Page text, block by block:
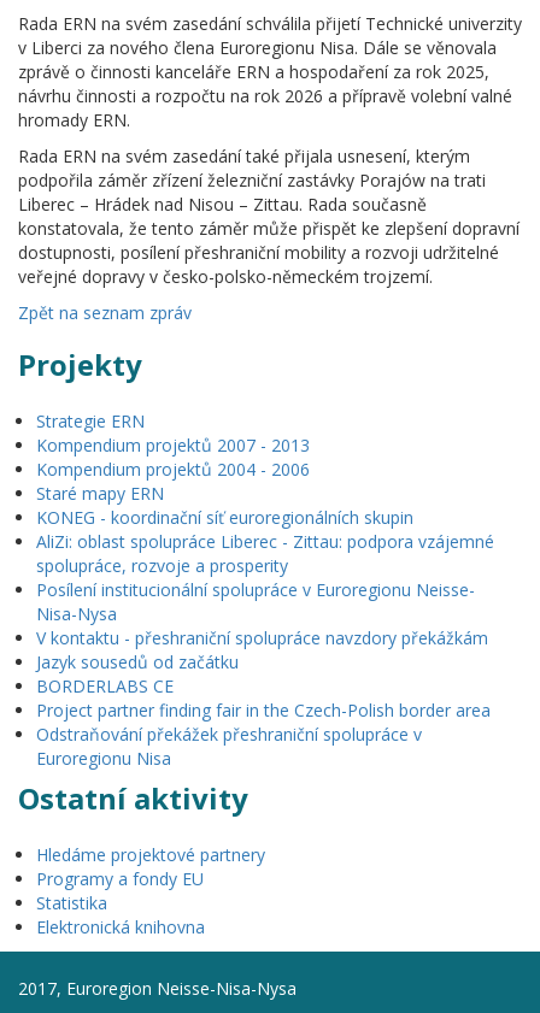
Rada ERN na svém zasedání schválila přijetí Technické univerzity
v Liberci za nového člena Euroregionu Nisa. Dále se věnovala
zprávě o činnosti kanceláře ERN a hospodaření za rok 2025,
návrhu činnosti a rozpočtu na rok 2026 a přípravě volební valné
hromady ERN.
Rada ERN na svém zasedání také přijala usnesení, kterým
podpořila záměr zřízení železniční zastávky Porajów na trati
Liberec – Hrádek nad Nisou – Zittau. Rada současně
konstatovala, že tento záměr může přispět ke zlepšení dopravní
dostupnosti, posílení přeshraniční mobility a rozvoji udržitelné
veřejné dopravy v česko-polsko-německém trojzemí.
Zpět na seznam zpráv
Projekty
Strategie ERN
Kompendium projektů 2007 - 2013
Kompendium projektů 2004 - 2006
Staré mapy ERN
KONEG - koordinační síť euroregionálních skupin
AliZi: oblast spolupráce Liberec - Zittau: podpora vzájemné
spolupráce, rozvoje a prosperity
Posílení institucionální spolupráce v Euroregionu Neisse-
Nisa-Nysa
V kontaktu - přeshraniční spolupráce navzdory překážkám
Jazyk sousedů od začátku
BORDERLABS CE
Project partner finding fair in the Czech-Polish border area
Odstraňování překážek přeshraniční spolupráce v
Euroregionu Nisa
Ostatní aktivity
Hledáme projektové partnery
Programy a fondy EU
Statistika
Elektronická knihovna
2017, Euroregion Neisse-Nisa-Nysa